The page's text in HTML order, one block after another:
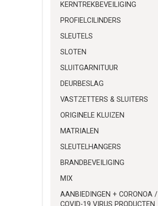
KERNTREKBEVEILIGING
PROFIELCILINDERS
SLEUTELS
SLOTEN
SLUITGARNITUUR
DEURBESLAG
VASTZETTERS & SLUITERS
ORIGINELE KLUIZEN
MATRIALEN
SLEUTELHANGERS
BRANDBEVEILIGING
MIX
AANBIEDINGEN + CORONOA /
COVID-19 VIRUS PRODUCTEN